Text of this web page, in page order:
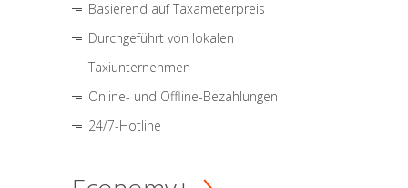
Basierend auf Taxameterpreis
Durchgeführt von lokalen
Taxiunternehmen
Online- und Offline-Bezahlungen
24/7-Hotline